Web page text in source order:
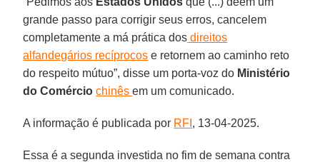
grande passo para corrigir seus erros, cancelem
completamente a má prática dos direitos
alfandegários recíprocos e retornem ao caminho reto
do respeito mútuo”, disse um porta-voz do Ministério
do Comérciochinêsem um comunicado.
A informação é publicada por RFI , 13-04-2025.
Essa é a segunda investida no fim de semana contra